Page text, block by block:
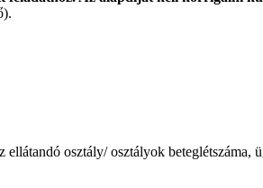
osztály/ osztályok beteglétszáma,